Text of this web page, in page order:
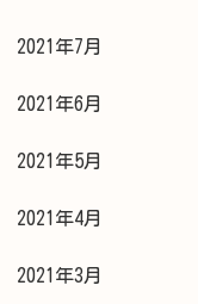
2021年7月
2021年6月
2021年5月
2021年4月
2021年3月